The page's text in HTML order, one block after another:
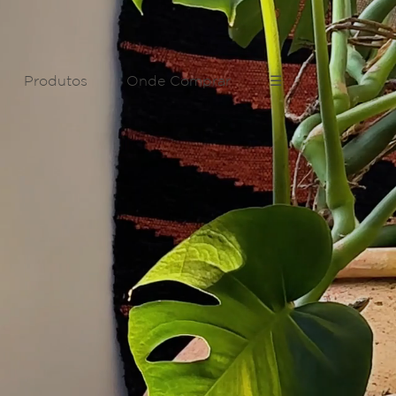
Produtos Onde Comprar ☰